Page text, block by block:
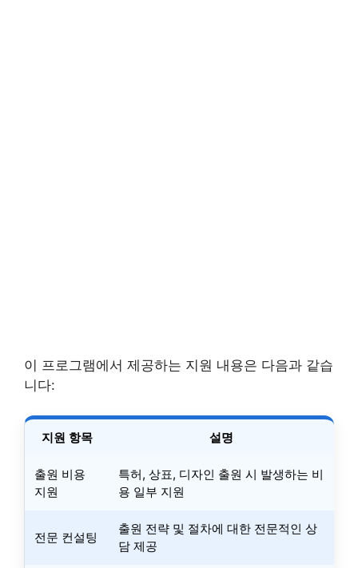
이 프로그램에서 제공하는 지원 내용은 다음과 같습
니다:
지원 항목 설명
출원 비용
지원
특허, 상표, 디자인 출원 시 발생하는 비
용 일부 지원
전문 컨설팅
출원 전략 및 절차에 대한 전문적인 상
담 제공